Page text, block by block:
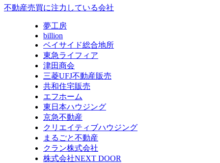
不動産売買に注力している会社
夢工房
billion
ベイサイド総合地所
東急ライフィア
津田商会
三菱UFJ不動産販売
共和住宅販売
エフホーム
東日本ハウジング
京急不動産
クリエイティブハウジング
まるごと不動産
クラン株式会社
株式会社NEXT DOOR